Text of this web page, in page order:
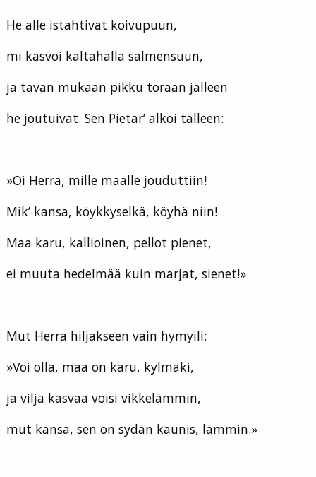
He alle istahtivat koivupuun,
mi kasvoi kaltahalla salmensuun,
ja tavan mukaan pikku toraan jälleen
he joutuivat. Sen Pietar’ alkoi tälleen:
»Oi Herra, mille maalle jouduttiin!
Mik’ kansa, köykkyselkä, köyhä niin!
Maa karu, kallioinen, pellot pienet,
ei muuta hedelmää kuin marjat, sienet!»
Mut Herra hiljakseen vain hymyili:
»Voi olla, maa on karu, kylmäki,
ja vilja kasvaa voisi vikkelämmin,
mut kansa, sen on sydän kaunis, lämmin.»